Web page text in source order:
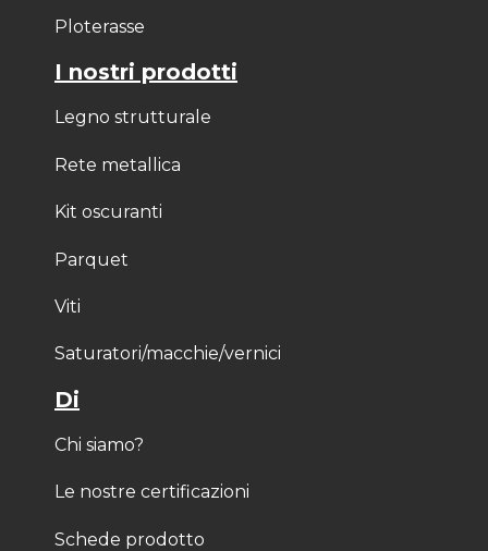
Ploterasse
I nostri prodotti
Legno strutturale
Rete metallica
Kit oscuranti
Parquet
Viti
Saturatori/macchie/vernici
Di
Chi siamo?
Le nostre certificazioni
Schede prodotto